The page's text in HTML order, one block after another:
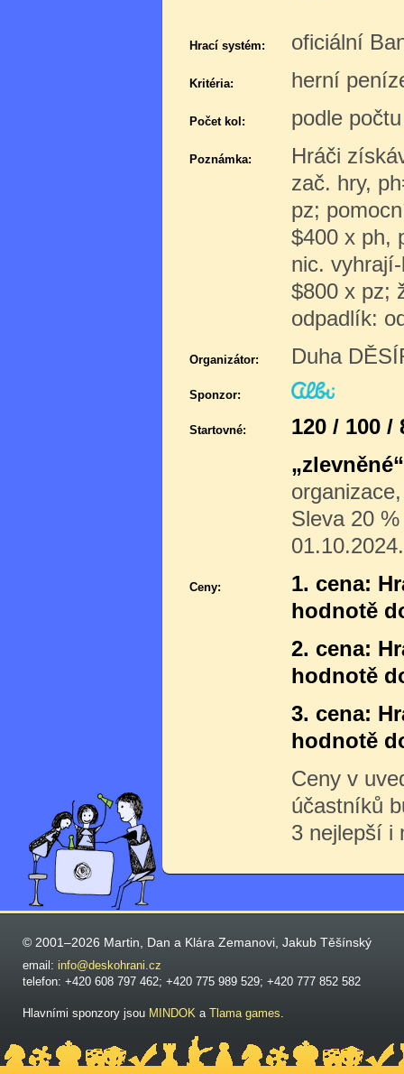
Hrací systém: oficiální
Kritéria: herní
Počet kol: podle
Poznámka:
Hráči
zač. hry,
pz;
$400 x ph,
nic.
$800 x pz;
odpadlík:
Organizátor: Duha
Sponzor:
Startovné:
120 / 100 /
„zlevněné“
Sleva 20
01.10.2024.
Ceny:
1. cena:
hodnotě
2. cena:
hodnotě
3. cena:
hodnotě
Ceny v
účastníků
3 nejlepší i
© 2001–2026 Martin, Dan a Klára Zemanovi, Jakub Těšínský
email: info@deskohrani.cz
telefon: +420 608 797 462; +420 775 989 529; +420 777 852 582
Hlavními sponzory jsou MINDOK a Tlama games.